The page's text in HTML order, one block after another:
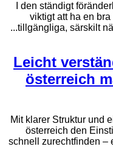
I den ständigt
viktigt att ha en
tillgängliga, särskilt
Leicht
österreich
Mit klarer Struktur und
österreich den
schnell zurechtfinden –